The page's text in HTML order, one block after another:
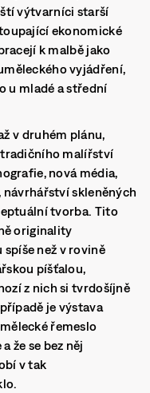
výtvarníci starší
ekonomické
k malbě jako
vyjádření,
u mladé a střední
v druhém plánu,
malířství
nová média,
skleněných
tvorba. Tito
originality
než v rovině
píšťalou,
z nich si tvrdošíjně
je výstava
řemeslo
že se bez něj
v tak